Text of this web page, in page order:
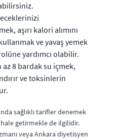
aşırı kalori alımını
ve yavaş yemek
yardımcı olabilir.
az 8 bardak su içmek,
ve toksinlerin
sağlıklı tarifler denemek
getirmekle de ilgilidir.
veya Ankara diyetisyen